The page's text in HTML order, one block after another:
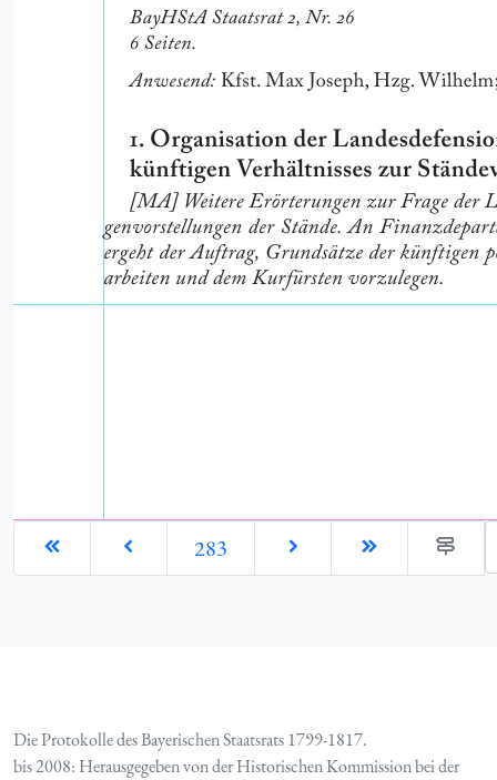
283
Die Protokolle des Bayerischen Staatsrats 1799-1817.
bis 2008: Herausgegeben von der Historischen Kommission bei der